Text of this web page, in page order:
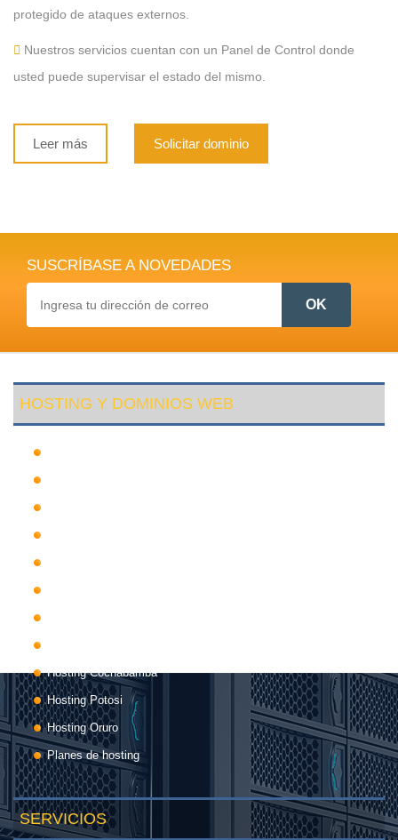
protegido de ataques externos.
Nuestros servicios cuentan con un Panel de Control donde
usted puede supervisar el estado del mismo.
Leer más Solicitar dominio
SUSCRÍBASE A NOVEDADES
HOSTING Y DOMINIOS WEB
Hosting Cochabamba
Hosting Potosi
Hosting Oruro
Planes de hosting
SERVICIOS